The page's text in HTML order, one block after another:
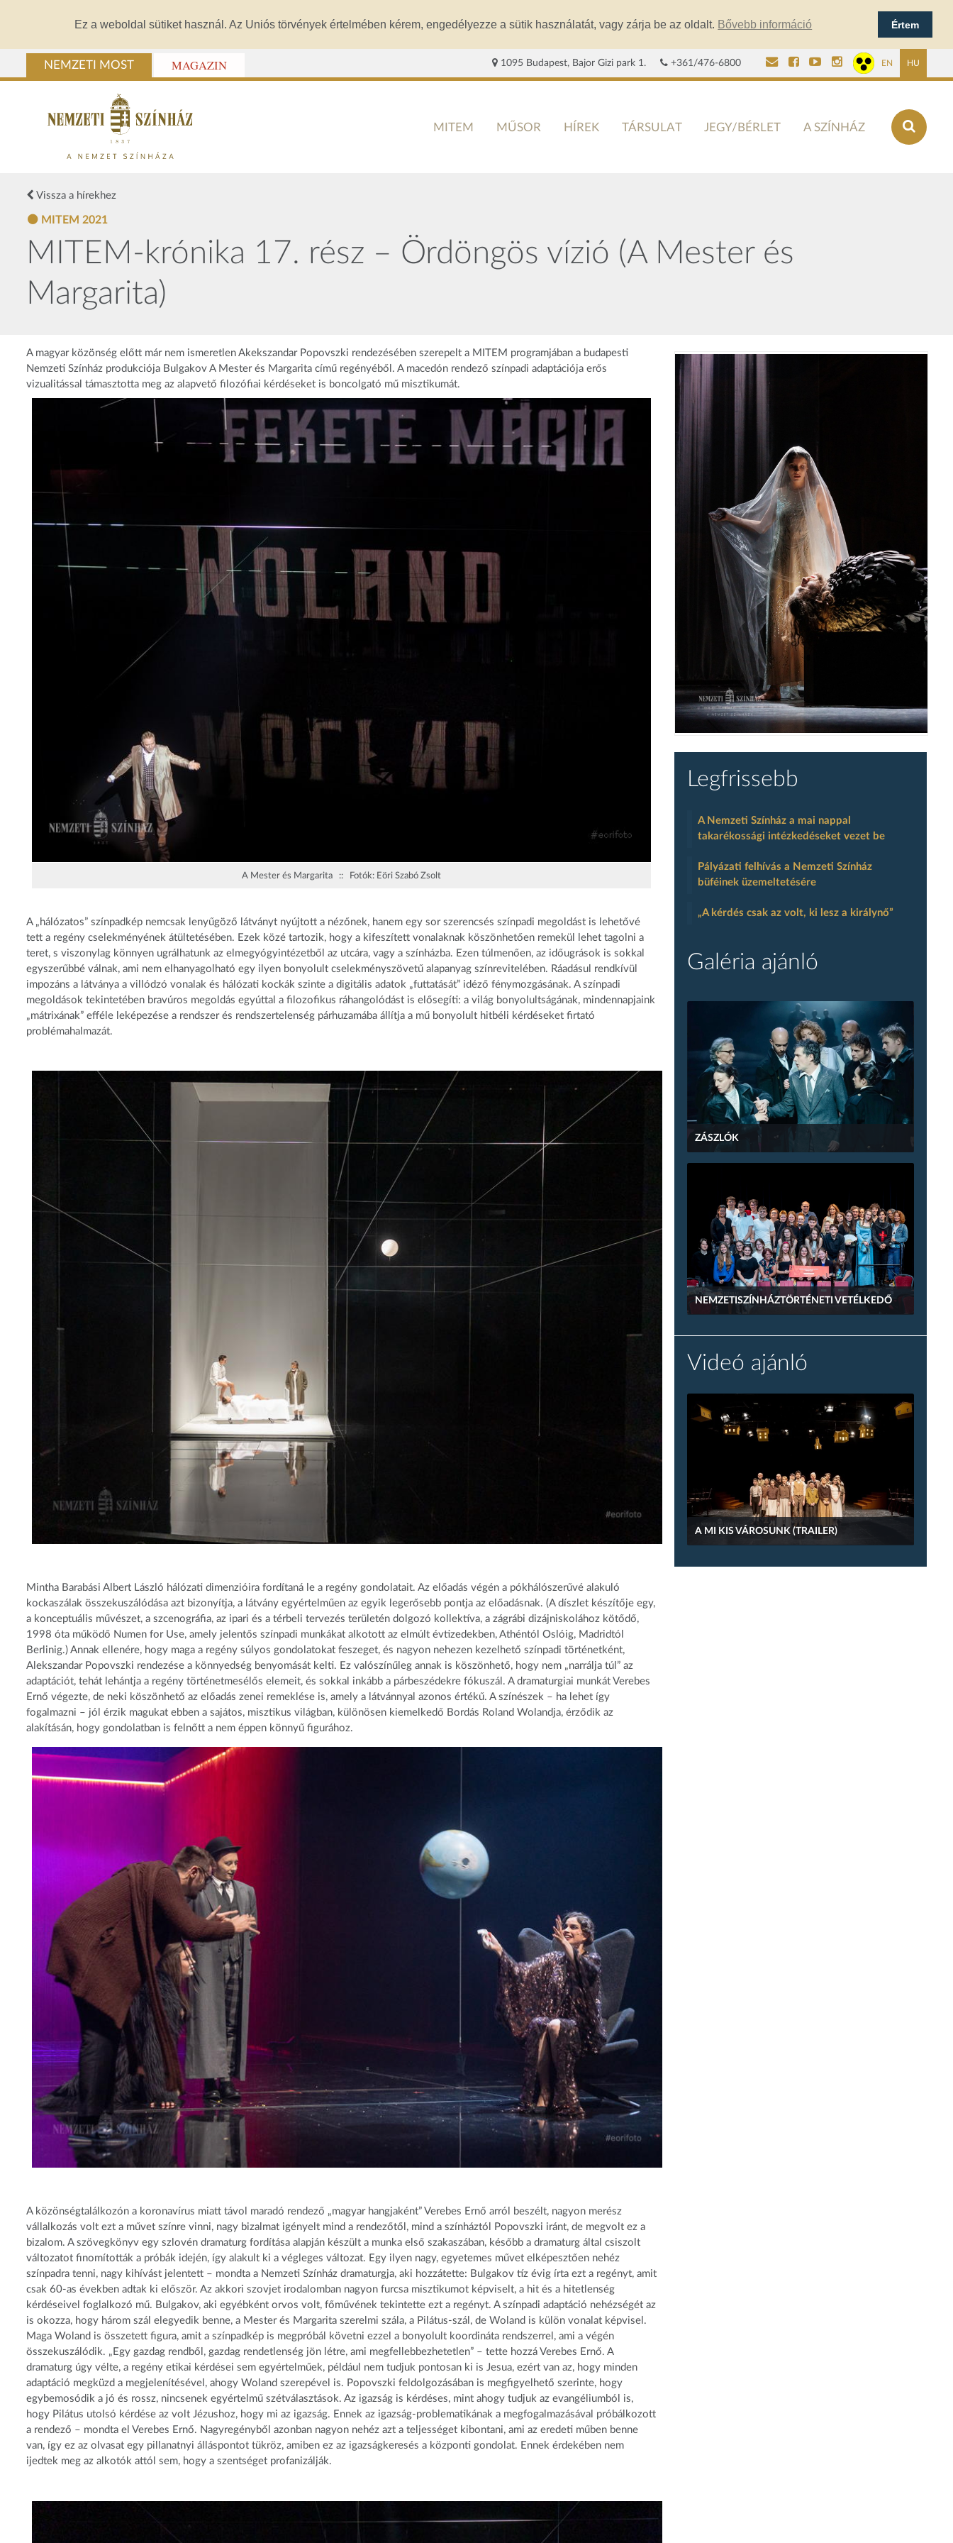
Ez a weboldal sütiket használ. Az Uniós törvények értelmében kérem, engedélyezze a sütik használatát, vagy zárja be az oldalt. Bővebb információ Értem
NEMZETI MOST MAGAZIN 1095 Budapest, Bajor Gizi park 1. +361/476-6800 EN HU
MITEM MŰSOR HÍREK TÁRSULAT JEGY/BÉRLET A SZÍNHÁZ
Vissza a hírekhez
MITEM 2021
MITEM-krónika 17. rész – Ördöngös vízió (A Mester és
Margarita)
A magyar közönség előtt már nem ismeretlen Akekszandar Popovszki rendezésében szerepelt a MITEM programjában a budapesti
Nemzeti Színház produkciója Bulgakov A Mester és Margarita című regényéből. A macedón rendező színpadi adaptációja erős
vizualitással támasztotta meg az alapvető filozófiai kérdéseket is boncolgató mű misztikumát.
A Mester és Margarita :: Fotók: Eöri Szabó Zsolt
A „hálózatos” színpadkép nemcsak lenyűgöző látványt nyújtott a nézőnek, hanem egy sor szerencsés színpadi megoldást is lehetővé
tett a regény cselekményének átültetésében. Ezek közé tartozik, hogy a kifeszített vonalaknak köszönhetően remekül lehet tagolni a
teret, s viszonylag könnyen ugrálhatunk az elmegyógyintézetből az utcára, vagy a színházba. Ezen túlmenően, az időugrások is sokkal
egyszerűbbé válnak, ami nem elhanyagolható egy ilyen bonyolult cselekményszövetű alapanyag színrevitelében. Ráadásul rendkívül
impozáns a látványa a villódzó vonalak és hálózati kockák szinte a digitális adatok „futtatását” idéző fénymozgásának. A színpadi
megoldások tekintetében bravúros megoldás egyúttal a filozofikus ráhangolódást is elősegíti: a világ bonyolultságának, mindennapjaink
„mátrixának” efféle leképezése a rendszer és rendszertelenség párhuzamába állítja a mű bonyolult hitbéli kérdéseket firtató
problémahalmazát.
Mintha Barabási Albert László hálózati dimenzióira fordítaná le a regény gondolatait. Az előadás végén a pókhálószerűvé alakuló
kockaszálak összekuszálódása azt bizonyítja, a látvány egyértelműen az egyik legerősebb pontja az előadásnak. (A díszlet készítője egy,
a konceptuális művészet, a szcenográfia, az ipari és a térbeli tervezés területén dolgozó kollektíva, a zágrábi dizájniskolához kötődő,
1998 óta működő Numen for Use, amely jelentős színpadi munkákat alkotott az elmúlt évtizedekben, Athéntól Oslóig, Madridtól
Berlinig.) Annak ellenére, hogy maga a regény súlyos gondolatokat feszeget, és nagyon nehezen kezelhető színpadi történetként,
Alekszandar Popovszki rendezése a könnyedség benyomását kelti. Ez valószínűleg annak is köszönhető, hogy nem „narrálja túl” az
adaptációt, tehát lehántja a regény történetmesélős elemeit, és sokkal inkább a párbeszédekre fókuszál. A dramaturgiai munkát Verebes
Ernő végezte, de neki köszönhető az előadás zenei remeklése is, amely a látvánnyal azonos értékű. A színészek – ha lehet így
fogalmazni – jól érzik magukat ebben a sajátos, misztikus világban, különösen kiemelkedő Bordás Roland Wolandja, érződik az
alakításán, hogy gondolatban is felnőtt a nem éppen könnyű figurához.
A közönségtalálkozón a koronavírus miatt távol maradó rendező „magyar hangjaként” Verebes Ernő arról beszélt, nagyon merész
vállalkozás volt ezt a művet színre vinni, nagy bizalmat igényelt mind a rendezőtől, mind a színháztól Popovszki iránt, de megvolt ez a
bizalom. A szövegkönyv egy szlovén dramaturg fordítása alapján készült a munka első szakaszában, később a dramaturg által csiszolt
változatot finomították a próbák idején, így alakult ki a végleges változat. Egy ilyen nagy, egyetemes művet elképesztően nehéz
színpadra tenni, nagy kihívást jelentett – mondta a Nemzeti Színház dramaturgja, aki hozzátette: Bulgakov tíz évig írta ezt a regényt, amit
csak 60-as években adtak ki először. Az akkori szovjet irodalomban nagyon furcsa misztikumot képviselt, a hit és a hitetlenség
kérdéseivel foglalkozó mű. Bulgakov, aki egyébként orvos volt, főművének tekintette ezt a regényt. A színpadi adaptáció nehézségét az
is okozza, hogy három szál elegyedik benne, a Mester és Margarita szerelmi szála, a Pilátus-szál, de Woland is külön vonalat képvisel.
Maga Woland is összetett figura, amit a színpadkép is megpróbál követni ezzel a bonyolult koordináta rendszerrel, ami a végén
összekuszálódik. „Egy gazdag rendből, gazdag rendetlenség jön létre, ami megfellebbezhetetlen” – tette hozzá Verebes Ernő. A
dramaturg úgy vélte, a regény etikai kérdései sem egyértelműek, például nem tudjuk pontosan ki is Jesua, ezért van az, hogy minden
adaptáció megküzd a megjelenítésével, ahogy Woland szerepével is. Popovszki feldolgozásában is megfigyelhető szerinte, hogy
egybemosódik a jó és rossz, nincsenek egyértelmű szétválasztások. Az igazság is kérdéses, mint ahogy tudjuk az evangéliumból is,
hogy Pilátus utolsó kérdése az volt Jézushoz, hogy mi az igazság. Ennek az igazság-problematikának a megfogalmazásával próbálkozott
a rendező – mondta el Verebes Ernő. Nagyregényből azonban nagyon nehéz azt a teljességet kibontani, ami az eredeti műben benne
van, így ez az olvasat egy pillanatnyi álláspontot tükröz, amiben ez az igazságkeresés a központi gondolat. Ennek érdekében nem
ijedtek meg az alkotók attól sem, hogy a szentséget profanizálják.
Legfrissebb
A Nemzeti Színház a mai nappal
takarékossági intézkedéseket vezet be
Pályázati felhívás a Nemzeti Színház
büféinek üzemeltetésére
„A kérdés csak az volt, ki lesz a királynő”
Galéria ajánló
ZÁSZLÓK
NEMZETISZÍNHÁZTÖRTÉNETI VETÉLKEDŐ
Videó ajánló
A MI KIS VÁROSUNK (TRAILER)